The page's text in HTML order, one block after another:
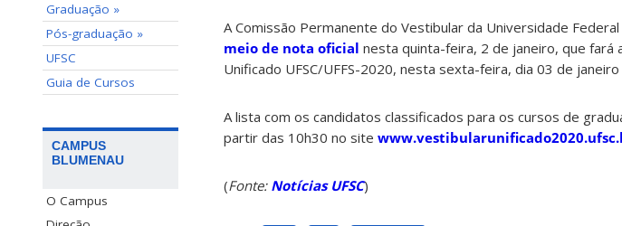
Graduação »
Pós-graduação »
UFSC
Guia de Cursos
CAMPUS
BLUMENAU
O Campus
A Comissão Permanente do Vestibular da Universidade
meio de nota oficial nesta quinta-feira, 2 de janeiro, que fará
Unificado UFSC/UFFS-2020, nesta sexta-feira, dia 03 de
A lista com os candidatos classificados para os cursos de
partir das 10h30 no site
(Fonte: Notícias UFSC)